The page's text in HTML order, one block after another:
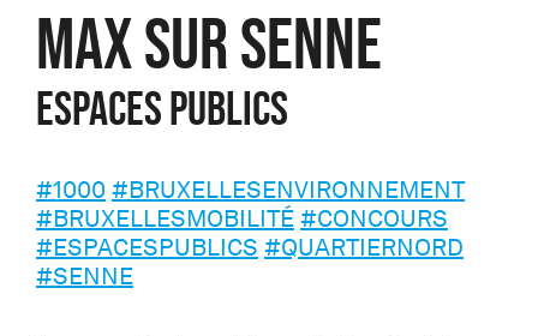
Max sur Senne
Espaces publics
#1000 #BRUXELLESENVIRONNEMENT
#BRUXELLESMOBILITÉ #CONCOURS
#ESPACESPUBLICS #QUARTIERNORD
#SENNE